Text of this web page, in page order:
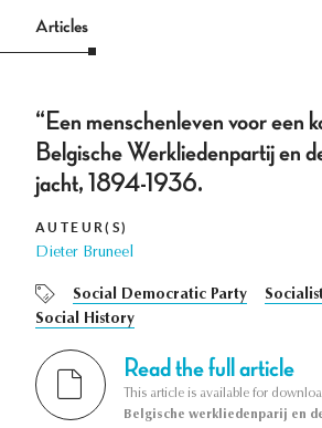
Articles
“Een menschenleven voor een
Belgische Werkliedenpartij en
jacht, 1894-1936.
AUTEUR(S)
Dieter Bruneel
Social Democratic Party
Social History
Read the full article
This article is available for
Belgische werkliedenparij en